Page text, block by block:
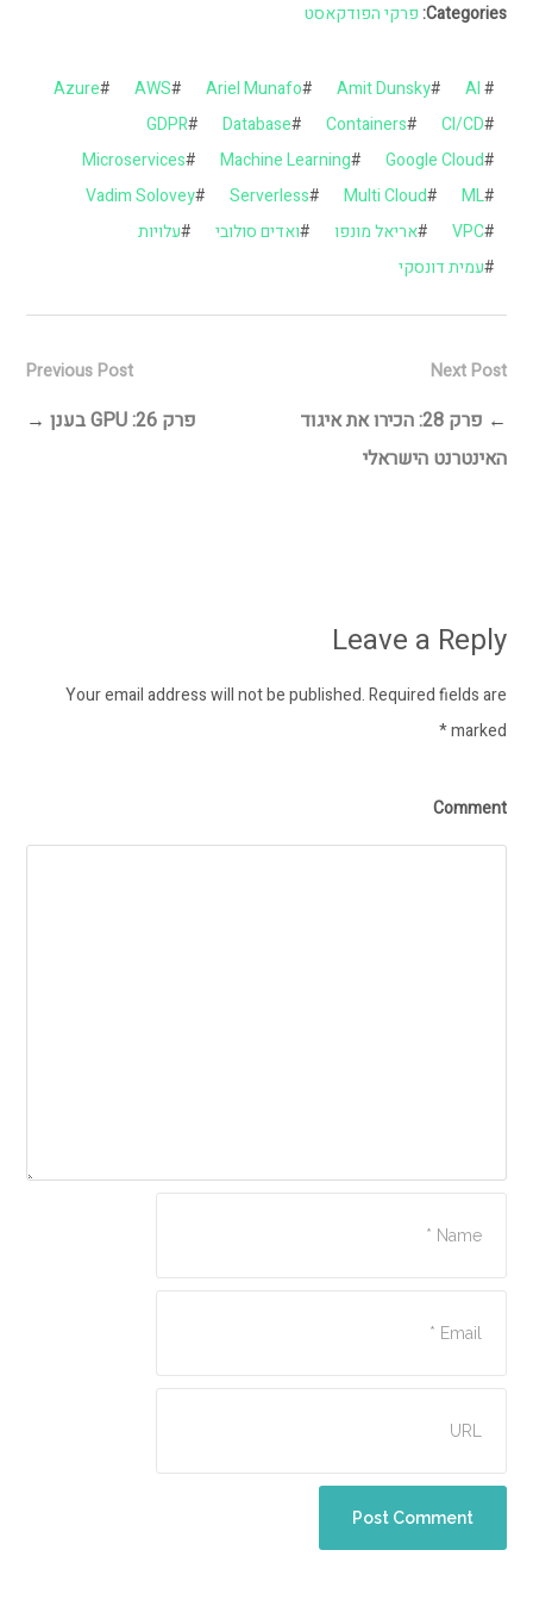
Categories: פרקי הפודקאסט
#
AI
#
Amit Dunsky
#
Ariel Munafo
#
AWS
#
Azure
#
CI/CD
#
Containers
#
Database
#
GDPR
#
Google Cloud
#
Machine Learning
#
Microservices
#
ML
#
Multi Cloud
#
Serverless
#
Vadim Solovey
#
VPC
#אריאל מונפו #ואדים סולובי #עלויות
#עמית דונסקי
Previous Post
פרק 26: GPU בענן →
Next Post
←
פרק 28: הכירו את איגוד
האינטרנט הישראלי
Leave a Reply
Your email address will not be published. Required fields are
marked
*
Comment